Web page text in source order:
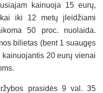
kainuoja 15 eurų,
iki 12 metų įleidžiami
50 proc. nuolaida.
bilietas (bent 1 suaugęs
20 eurų vienai
prasidės 9 val. 35